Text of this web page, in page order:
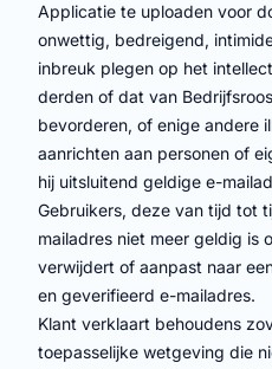
Applicatie te uploaden voor
onwettig, bedreigend,
inbreuk plegen op het
derden of dat van
bevorderen, of enige andere
aanrichten aan personen of
hij uitsluitend geldige e-
Gebruikers, deze van tijd tot
mailadres niet meer geldig is
verwijdert of aanpast naar
en geverifieerd e-mailadres.
Klant verklaart behoudens
toepasselijke wetgeving die